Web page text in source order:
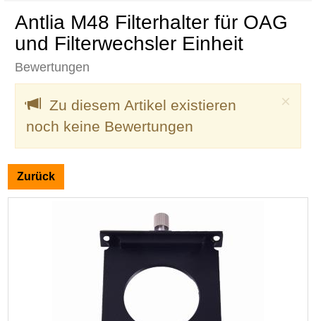
Antlia M48 Filterhalter für OAG
und Filterwechsler Einheit
Bewertungen
×
Zu diesem Artikel existieren
noch keine Bewertungen
Zurück